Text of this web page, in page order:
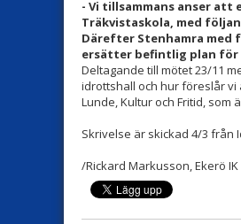
- Vi tillsammans anser att
Träkvistaskola, med
Därefter Stenhamra med
ersätter befintlig plan
Deltagande till mötet 23/11
idrottshall och hur föreslår vi
Lunde, Kultur och Fritid, som
Skrivelse är skickad 4/3 från
/Rickard Markusson, Ekerö IK